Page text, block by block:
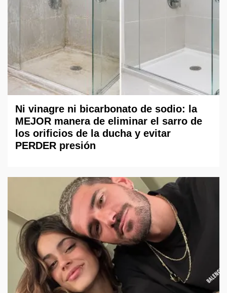
Ni vinagre ni bicarbonato de sodio: la
MEJOR manera de eliminar el sarro de
los orificios de la ducha y evitar
PERDER presión